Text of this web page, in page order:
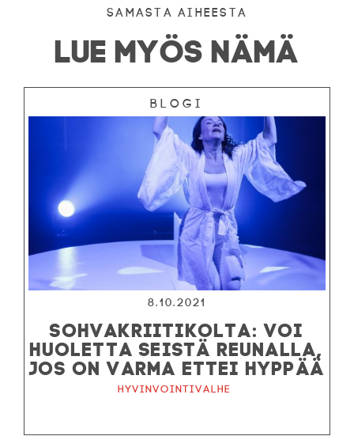
Samasta aiheesta
LUE MYÖS NÄMÄ
Blogi
8.10.2021
SOHVAKRIITIKOLTA: VOI
HUOLETTA SEISTÄ REUNALLA,
JOS ON VARMA ETTEI HYPPÄÄ
Hyvinvointivalhe